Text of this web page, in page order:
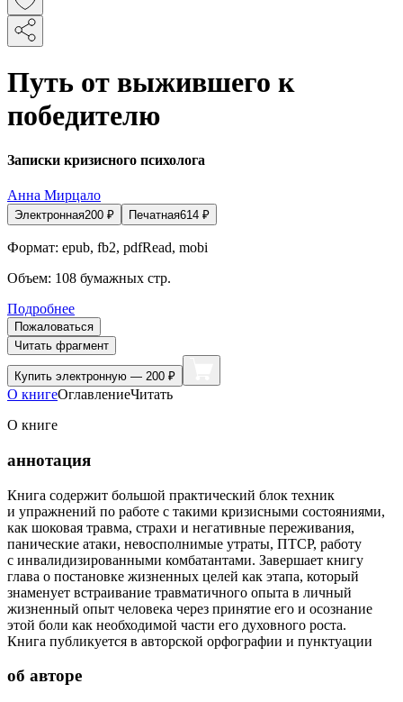
Путь от выжившего к
победителю
Записки кризисного психолога
Анна Мирцало
Электронная200 ₽ Печатная614 ₽
Формат: epub, fb2, pdfRead, mobi
Объем: 108 бумажных стр.
Подробнее
Пожаловаться
Читать фрагмент
Купить электронную — 200 ₽
О книгеОглавлениеЧитать
О книге
аннотация
Книга содержит большой практический блок техник
и упражнений по работе с такими кризисными состояниями,
как шоковая травма, страхи и негативные переживания,
панические атаки, невосполнимые утраты, ПТСР, работу
с инвалидизированными комбатантами. Завершает книгу
глава о постановке жизненных целей как этапа, который
знаменует встраивание травматичного опыта в личный
жизненный опыт человека через принятие его и осознание
этой боли как необходимой части его духовного роста.
Книга публикуется в авторской орфографии и пунктуации
об авторе